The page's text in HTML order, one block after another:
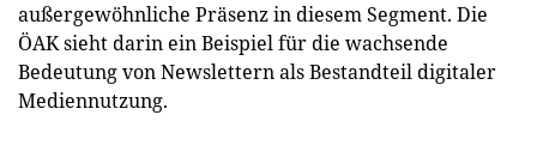
außergewöhnliche Präsenz in diesem Segment. Die
ÖAK sieht darin ein Beispiel für die wachsende
Bedeutung von Newslettern als Bestandteil digitaler
Mediennutzung.